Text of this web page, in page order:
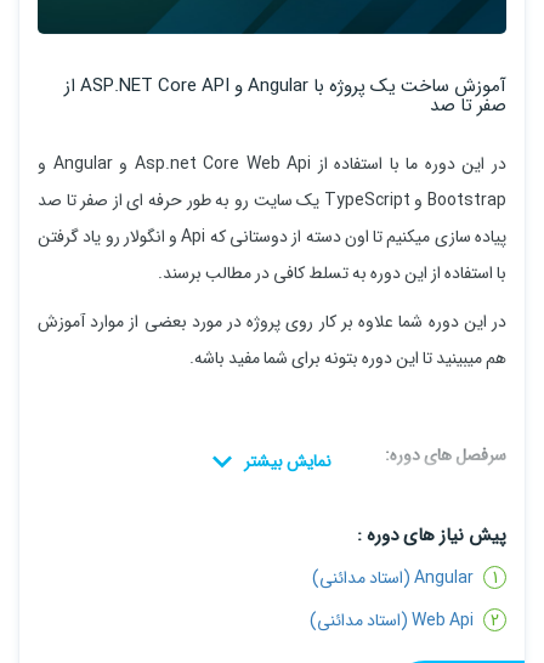
آموزش ساخت یک پروژه با Angular و ASP.NET Core API از
صفر تا صد
در این دوره ما با استفاده از Asp.net Core Web Api و Angular و
Bootstrap و TypeScript یک سایت رو به طور حرفه ای از صفر تا صد
پیاده سازی میکنیم تا اون دسته از دوستانی که Api و انگولار رو یاد گرفتن
با استفاده از این دوره به تسلط کافی در مطالب برسند.
در این دوره شما علاوه بر کار روی پروژه در مورد بعضی از موارد آموزش
هم میبینید تا این دوره بتونه برای شما مفید باشه.
سرفصل های دوره:
2) توضیح در مورد معماری تمیز و استفاده از آن
پیش نیاز های دوره :
Angular (استاد مدائنی)
Web Api (استاد مدائنی)